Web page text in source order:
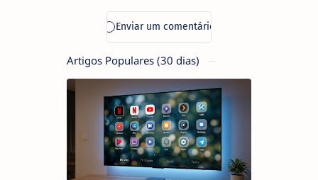
Artigos Populares (30 dias)